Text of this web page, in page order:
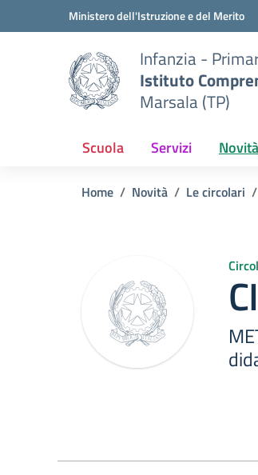
Vai ai contenuti
Vai al menu di navigazioneMinistero dell'Istruzione e del Merito
Infanzia -
Istituto
Marsala (TP)
Scuola Servizi Novità
Home Novità Le circolari